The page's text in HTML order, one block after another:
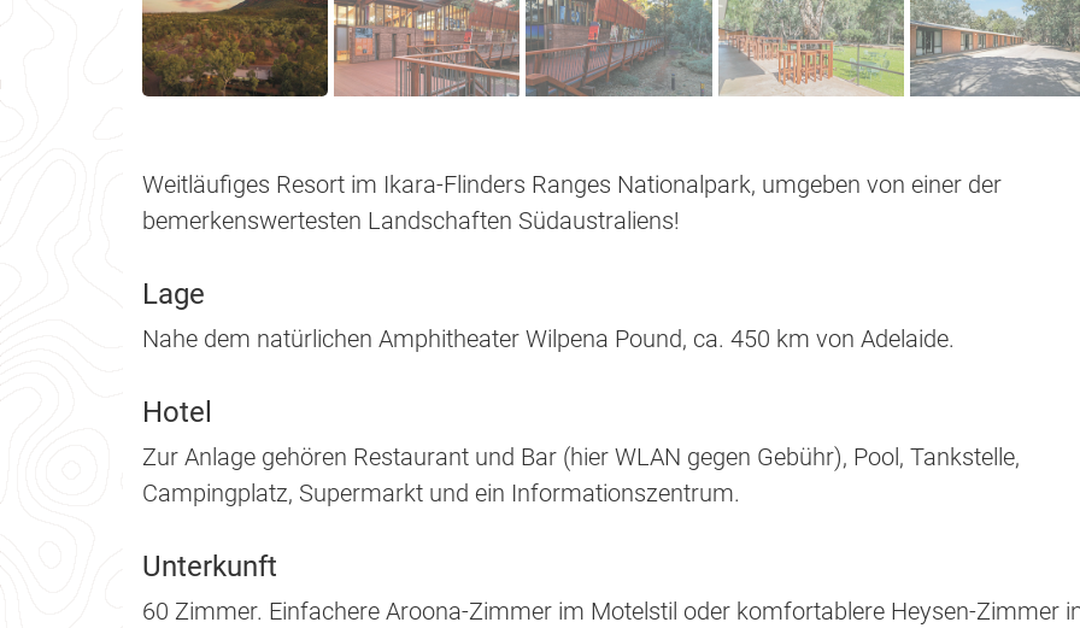
Weitläufiges Resort im Ikara-Flinders Ranges Nationalpark, umgeben von einer der
bemerkenswertesten Landschaften Südaustraliens!
Lage
Nahe dem natürlichen Amphitheater Wilpena Pound, ca. 450 km von Adelaide.
Hotel
Zur Anlage gehören Restaurant und Bar (hier WLAN gegen Gebühr), Pool, Tankstelle,
Campingplatz, Supermarkt und ein Informationszentrum.
Unterkunft
60 Zimmer. Einfachere Aroona-Zimmer im Motelstil oder komfortablere Heysen-Zimmer